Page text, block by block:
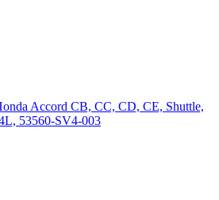
Accord CB, CC, CD, CE, Shuttle,
53560-SV4-003